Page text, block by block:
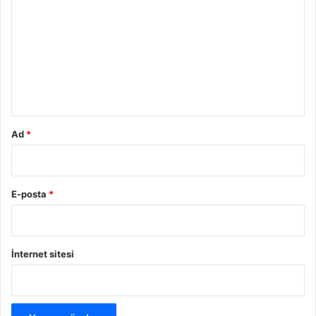
Laboratuvar Sonucu
Ad *
E-posta *
İnternet sitesi